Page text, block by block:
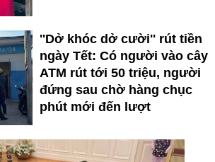
''Dở khóc dở cười'' rút tiền
ngày Tết: Có người vào cây
ATM rút tới 50 triệu, người
đứng sau chờ hàng chục
phút mới đến lượt